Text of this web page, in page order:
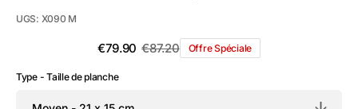
UGS: X090 M
Prix
soldé
€79.90
Prix
habituel
€87.20 Offre Spéciale
Type - Taille de planche